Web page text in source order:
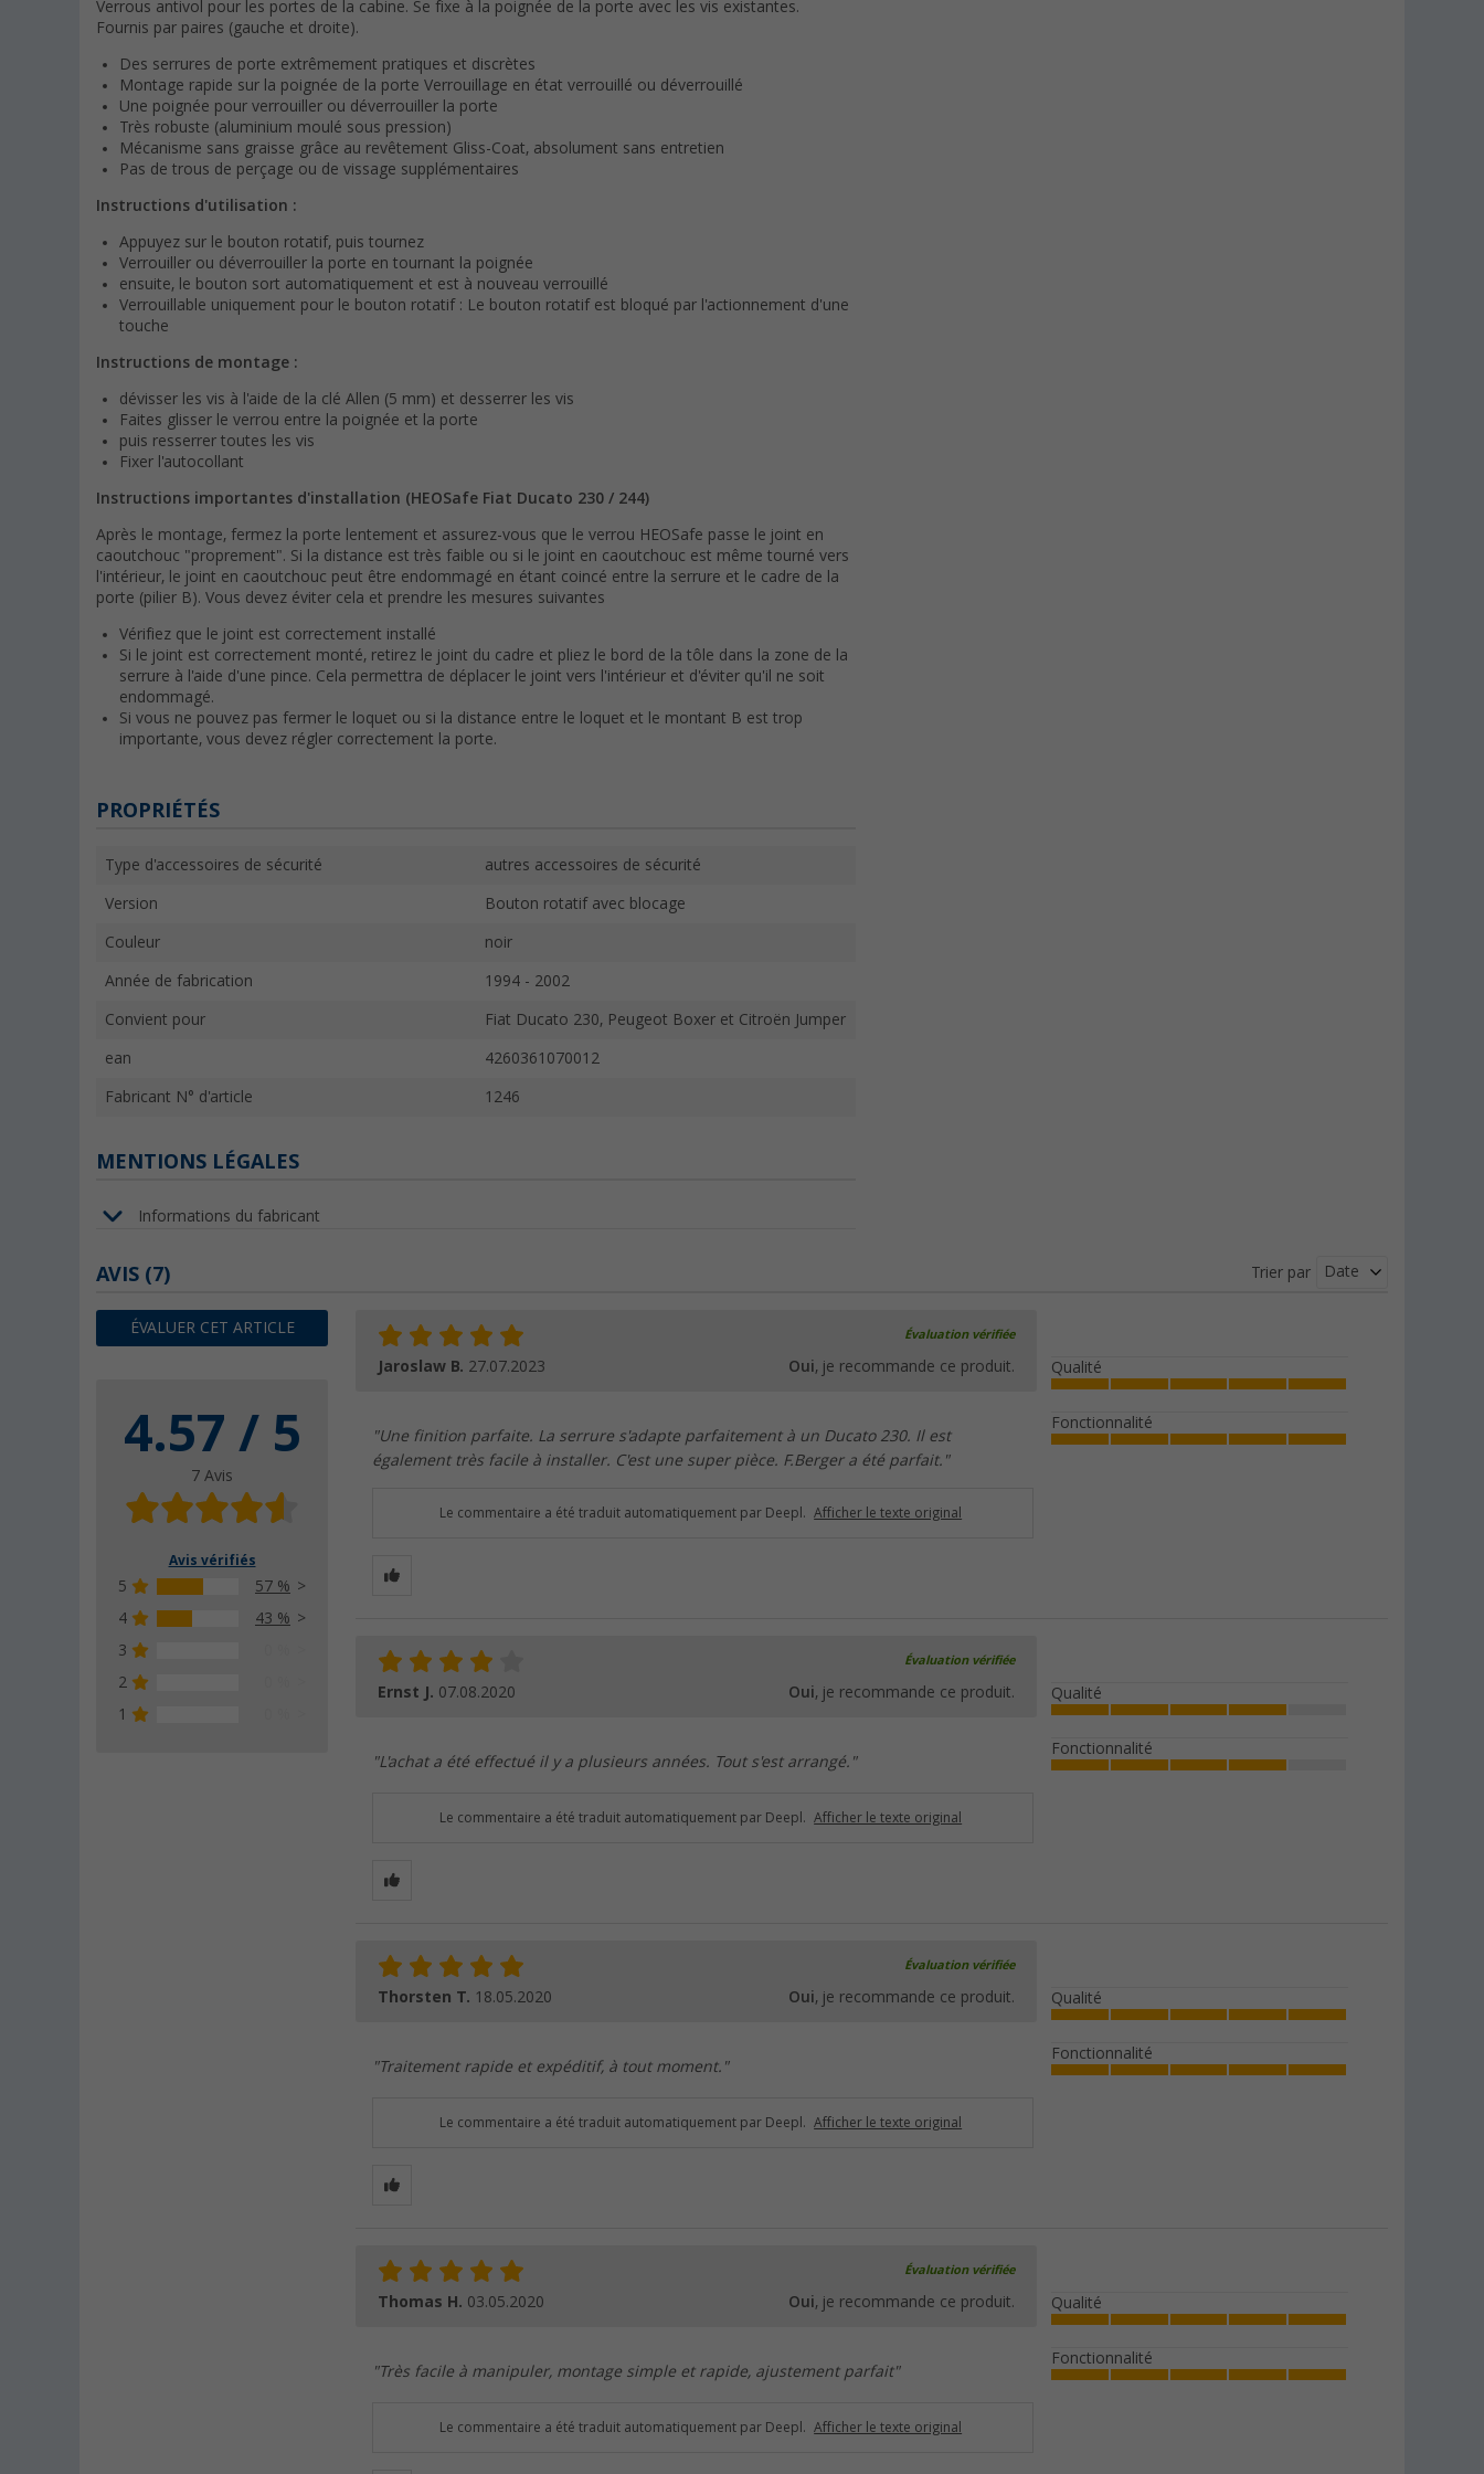
Verrous antivol pour les portes de la cabine. Se fixe à la poignée de la porte avec les vis existantes.
Fournis par paires (gauche et droite).
Des serrures de porte extrêmement pratiques et discrètes
Montage rapide sur la poignée de la porte Verrouillage en état verrouillé ou déverrouillé
Une poignée pour verrouiller ou déverrouiller la porte
Très robuste (aluminium moulé sous pression)
Mécanisme sans graisse grâce au revêtement Gliss-Coat, absolument sans entretien
Pas de trous de perçage ou de vissage supplémentaires
Instructions d'utilisation :
Appuyez sur le bouton rotatif, puis tournez
Verrouiller ou déverrouiller la porte en tournant la poignée
ensuite, le bouton sort automatiquement et est à nouveau verrouillé
Verrouillable uniquement pour le bouton rotatif : Le bouton rotatif est bloqué par l'actionnement d'une
touche
Instructions de montage :
dévisser les vis à l'aide de la clé Allen (5 mm) et desserrer les vis
Faites glisser le verrou entre la poignée et la porte
puis resserrer toutes les vis
Fixer l'autocollant
Instructions importantes d'installation (HEOSafe Fiat Ducato 230 / 244)
Après le montage, fermez la porte lentement et assurez-vous que le verrou HEOSafe passe le joint en
caoutchouc "proprement". Si la distance est très faible ou si le joint en caoutchouc est même tourné vers
l'intérieur, le joint en caoutchouc peut être endommagé en étant coincé entre la serrure et le cadre de la
porte (pilier B). Vous devez éviter cela et prendre les mesures suivantes
Vérifiez que le joint est correctement installé
Si le joint est correctement monté, retirez le joint du cadre et pliez le bord de la tôle dans la zone de la
serrure à l'aide d'une pince. Cela permettra de déplacer le joint vers l'intérieur et d'éviter qu'il ne soit
endommagé.
Si vous ne pouvez pas fermer le loquet ou si la distance entre le loquet et le montant B est trop
importante, vous devez régler correctement la porte.
PROPRIÉTÉS
Type d'accessoires de sécurité autres accessoires de sécurité
Version Bouton rotatif avec blocage
Couleur noir
Année de fabrication 1994 - 2002
Convient pour Fiat Ducato 230, Peugeot Boxer et Citroën Jumper
ean 4260361070012
Fabricant N° d'article 1246
MENTIONS LÉGALES
Informations du fabricant
AVIS (7)
ÉVALUER CET ARTICLE
4.57 / 5
7 Avis
Avis vérifiés
5
57 %
4
43 %
3
2
1
Trier par Date
Évaluation vérifiée
Jaroslaw B. 27.07.2023 Oui, je recommande ce produit.
"Une finition parfaite. La serrure s'adapte parfaitement à un Ducato 230. Il est
également très facile à installer. C'est une super pièce. F.Berger a été parfait."
Qualité
Fonctionnalité
Le commentaire a été traduit automatiquement par Deepl. Afficher le texte original
Évaluation vérifiée
Ernst J. 07.08.2020 Oui, je recommande ce produit.
"L'achat a été effectué il y a plusieurs années. Tout s'est arrangé."
Qualité
Fonctionnalité
Le commentaire a été traduit automatiquement par Deepl. Afficher le texte original
Évaluation vérifiée
Thorsten T. 18.05.2020 Oui, je recommande ce produit.
"Traitement rapide et expéditif, à tout moment."
Qualité
Fonctionnalité
Le commentaire a été traduit automatiquement par Deepl. Afficher le texte original
Évaluation vérifiée
Thomas H. 03.05.2020 Oui, je recommande ce produit.
"Très facile à manipuler, montage simple et rapide, ajustement parfait"
Qualité
Fonctionnalité
Le commentaire a été traduit automatiquement par Deepl. Afficher le texte original